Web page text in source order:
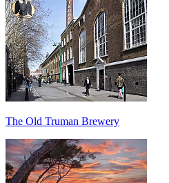
The Old Truman Brewery